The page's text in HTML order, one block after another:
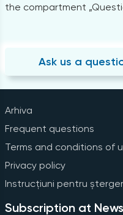
the compartment
Ask us a
Arhiva
Frequent questions
Terms and conditions of
Privacy policy
Instrucțiuni pentru
Subscription at